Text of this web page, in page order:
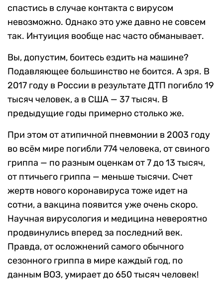
спастись в случае контакта с вирусом
невозможно. Однако это уже давно не совсем
так. Интуиция вообще нас часто обманывает.
Вы, допустим, боитесь ездить на машине?
Подавляющее большинство не боится. А зря. В
2017 году в России в результате ДТП погибло 19
тысяч человек, а в США — 37 тысяч. В
предыдущие годы примерно столько же.
При этом от атипичной пневмонии в 2003 году
во всём мире погибли 774 человека, от свиного
гриппа — по разным оценкам от 7 до 13 тысяч,
от птичьего гриппа — меньше тысячи. Счет
жертв нового коронавируса тоже идет на
сотни, а вакцина появится уже очень скоро.
Научная вирусология и медицина невероятно
продвинулись вперед за последний век.
Правда, от осложнений самого обычного
сезонного гриппа в мире каждый год, по
данным ВОЗ, умирает до 650 тысяч человек!